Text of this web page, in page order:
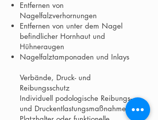
Entfernen von
Nagelfalzverhornungen
Entfernen von unter dem Nagel
befindlicher Hornhaut und
Hühneraugen
Nagelfalztamponaden und Inlays
Verbände, Druck- und
Reibungsschutz
Individuell podologische Reibungs-
und Druckentlastungsmaßnahmen,